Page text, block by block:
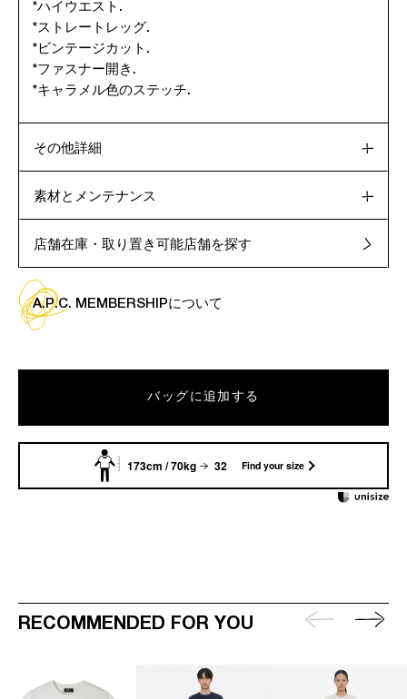
*ハイウエスト.
*ストレートレッグ.
*ビンテージカット.
*ファスナー開き.
*キャラメル色のステッチ.
その他詳細
素材とメンテナンス
店舗在庫・取り置き可能店舗を探す
A.P.C. MEMBERSHIPについて
バッグに追加する
173cm / 70kg 32 Find your size
RECOMMENDED FOR YOU